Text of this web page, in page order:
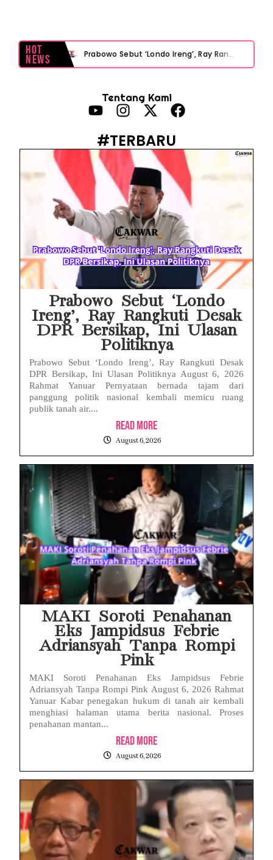
Hot
News Prabowo Sebut ‘Londo Ireng’, Ray Rangkuti Desak DPR Bersikap, Ini Ulasan Politiknya
Baterai Apple Watch Cepat Boros? Ini Penyebab dan Cara Mengatasinya
HP Huawei Cepat Panas? Ini Penyebab Utama dan Cara Mengatasinya
HP Realme Kena Air Tidak Bisa Dicas? Jangan Langsung Charge, Ini Solusinya
Eks Jampidsus Febrie Adriansyah Tersangka Korupsi Asabri Tapi Masih Terima Gaji: Mengapa Begitu?
Tentang Kami
#TERBARU
Prabowo Sebut ‘Londo
Ireng’, Ray Rangkuti Desak
DPR Bersikap, Ini Ulasan
Politiknya
Prabowo Sebut ‘Londo Ireng’, Ray Rangkuti Desak
DPR Bersikap, Ini Ulasan Politiknya August 6, 2026
Rahmat Yanuar Pernyataan bernada tajam dari
panggung politik nasional kembali memicu ruang
publik tanah air....
Read More
August 6, 2026
MAKI Soroti Penahanan
Eks Jampidsus Febrie
Adriansyah Tanpa Rompi
Pink
MAKI Soroti Penahanan Eks Jampidsus Febrie
Adriansyah Tanpa Rompi Pink August 6, 2026 Rahmat
Yanuar Kabar penegakan hukum di tanah air kembali
menghiasi halaman utama berita nasional. Proses
penahanan mantan...
Read More
August 6, 2026